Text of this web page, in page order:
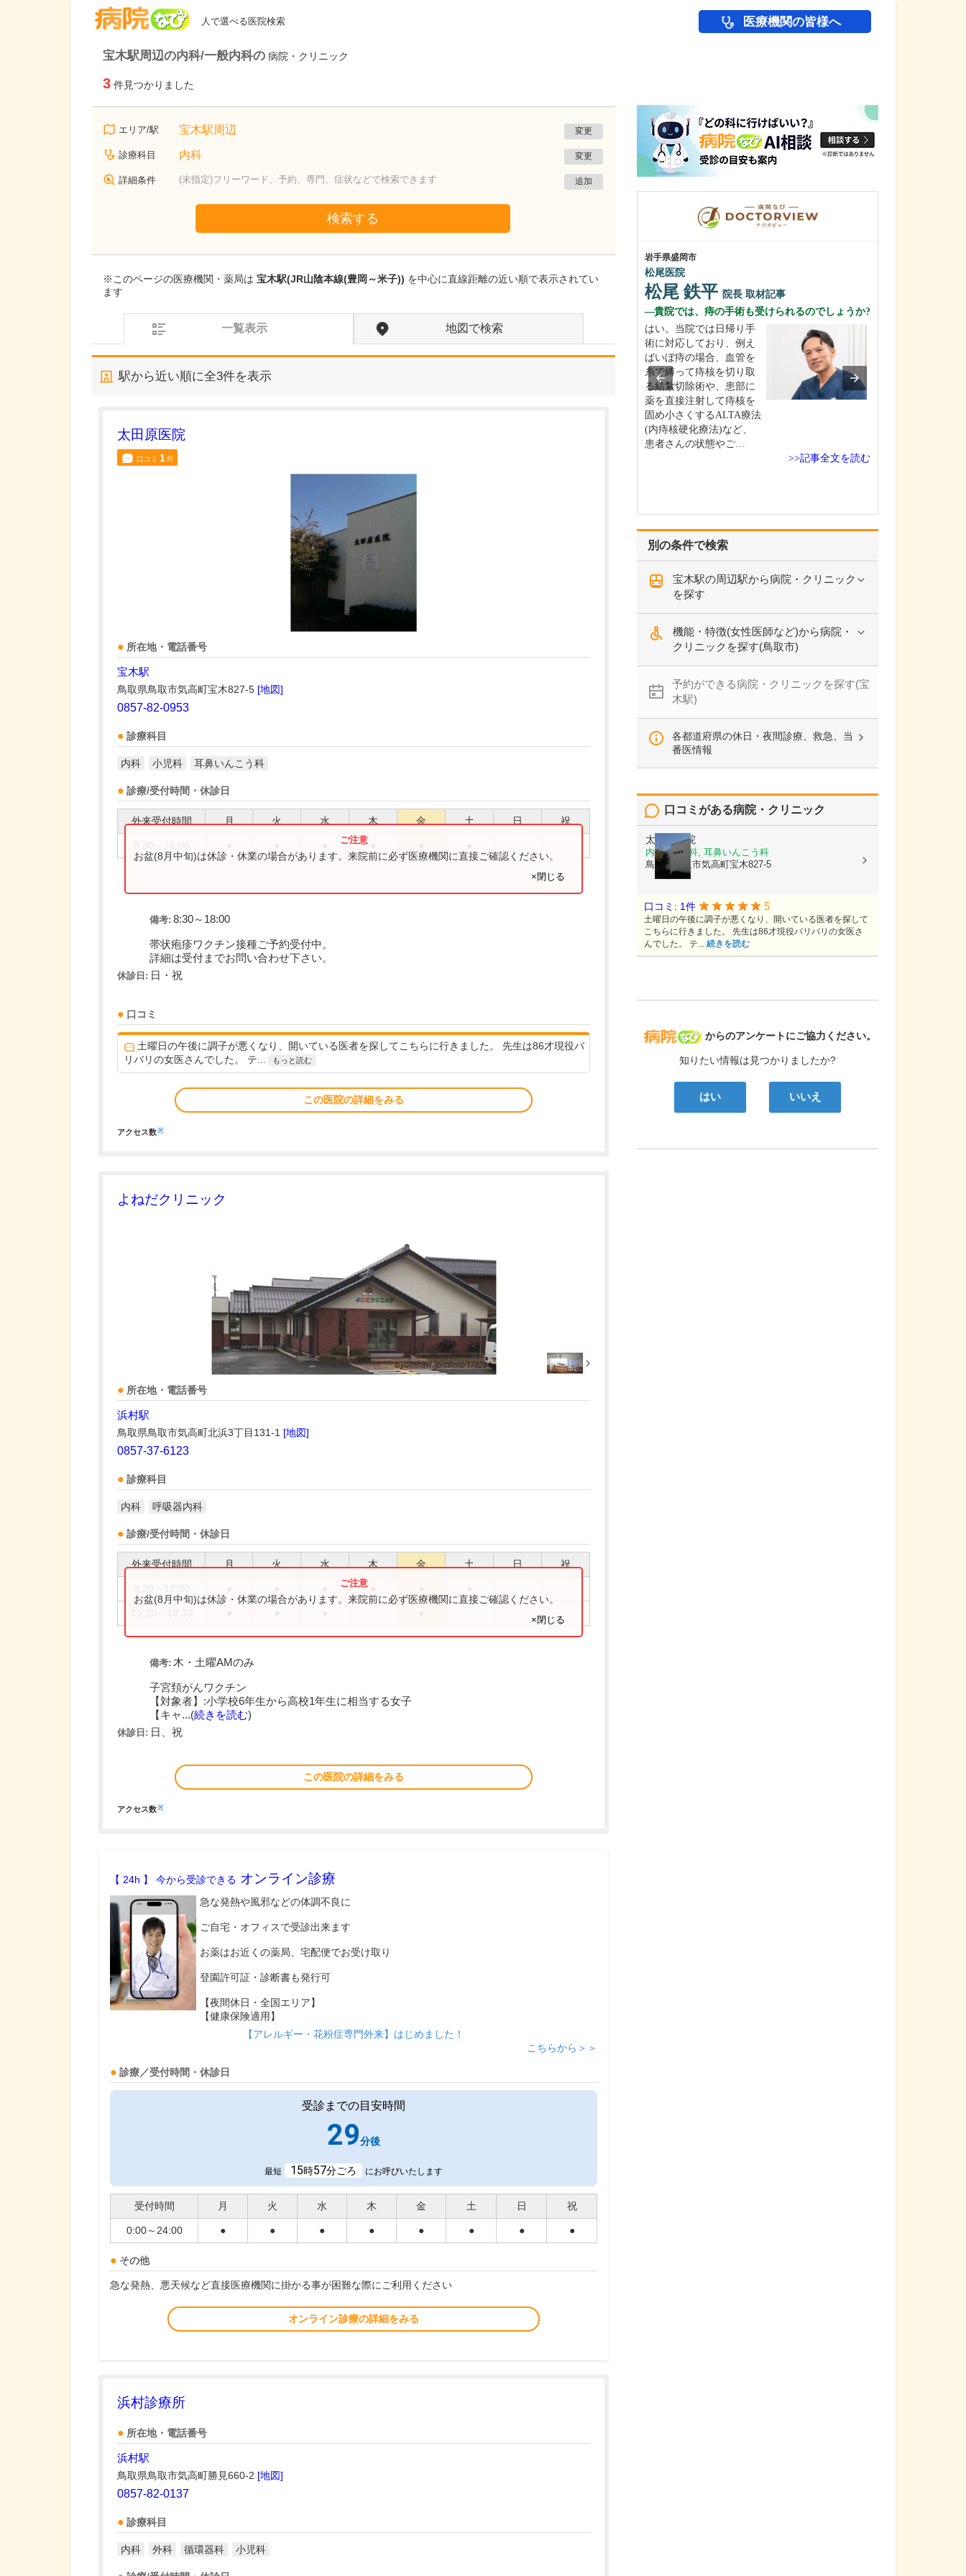
人で選べる医院検索 医療機関の皆様へ
宝木駅周辺の内科/一般内科の 病院・クリニック
3 件見つかりました
エリア/駅 宝木駅周辺 変更
診療科目 内科 変更
詳細条件 (未指定)フリーワード、予約、専門、症状などで検索できます 追加
検索する
※このページの医療機関・薬局は 宝木駅(JR山陰本線(豊岡～米子)) を中心に直線距離の近い順で表示されてい
ます
一覧表示 地図で検索
駅から近い順に全3件を表示
太田原医院
口コミ 1件
所在地・電話番号
宝木駅
鳥取県鳥取市気高町宝木827-5 [地図]
0857-82-0953
診療科目
内科 小児科 耳鼻いんこう科
診療/受付時間・休診日
外来受付時間 月 火 水 木 金 土 日 祝
お盆(8月中旬)は休診・休業の場合があります。来院前に必ず医療機関に直接ご確認ください。
×閉じる
備考: 8:30～18:00
帯状疱疹ワクチン接種ご予約受付中。
詳細は受付までお問い合わせ下さい。
休診日: 日・祝
口コミ
土曜日の午後に調子が悪くなり、開いている医者を探してこちらに行きました。 先生は86才現役バ
リバリの女医さんでした。 テ...
もっと読む
この医院の詳細をみる
アクセス数※
よねだクリニック
所在地・電話番号
浜村駅
鳥取県鳥取市気高町北浜3丁目131-1 [地図]
0857-37-6123
診療科目
内科 呼吸器内科
診療/受付時間・休診日
外来受付時間 月 火 水 木 金 土 日 祝
お盆(8月中旬)は休診・休業の場合があります。来院前に必ず医療機関に直接ご確認ください。
×閉じる
備考: 木・土曜AMのみ
子宮頚がんワクチン
【対象者】:小学校6年生から高校1年生に相当する女子
【キャ...(続きを読む)
休診日: 日、祝
この医院の詳細をみる
アクセス数※
【 24h 】 今から受診できる オンライン診療
急な発熱や風邪などの体調不良に
ご自宅・オフィスで受診出来ます
お薬はお近くの薬局、宅配便でお受け取り
登園許可証・診断書も発行可
【夜間休日・全国エリア】
【健康保険適用】
【アレルギー・花粉症専門外来】はじめました！
こちらから＞＞
診療／受付時間・休診日
受診までの目安時間
29分後
最短 15時57分ごろ にお呼びいたします
受付時間 月 火 水 木 金 土 日 祝
0:00～24:00 ● ● ● ● ● ● ● ●
その他
急な発熱、悪天候など直接医療機関に掛かる事が困難な際にご利用ください
オンライン診療の詳細をみる
浜村診療所
所在地・電話番号
浜村駅
鳥取県鳥取市気高町勝見660-2 [地図]
0857-82-0137
診療科目
内科 外科 循環器科 小児科
別の条件で検索
宝木駅の周辺駅から病院・クリニック
を探す
機能・特徴(女性医師など)から病院・
クリニックを探す(鳥取市)
予約ができる病院・クリニックを探す(宝
木駅)
各都道府県の休日・夜間診療、救急、当
番医情報
病院なび
からのアンケートにご協力ください。
知りたい情報は見つかりましたか?
はい いいえ
口コミがある病院・クリニック
太田原医院
内科, 小児科, 耳鼻いんこう科
鳥取県鳥取市気高町宝木827-5
口コミ: 1件 5
土曜日の午後に調子が悪くなり、開いている医者を探して
こちらに行きました。 先生は86才現役バリバリの女医さ
んでした。 テ... 続きを読む
鳥取県米子市
おおの小児科内科医院
貴院の特徴をお聞かせください。
小児感染症全般、新生児
の診察、アトピー性皮膚
炎や乳児湿疹などの皮膚
岩手県盛岡市
松尾医院
松尾 鉄平 院長 取材記事
貴院では、痔の手術も受けられるのでしょうか?
はい。当院では日帰り手
術に対応しており、例え
ばいぼ痔の場合、血管を
糸で縛って痔核を切り取
る結紮切除術や、患部に
薬を直接注射して痔核を
固め小さくするALTA療法
(内痔核硬化療法)など、
患者さんの状態やご…
>>記事全文を読む